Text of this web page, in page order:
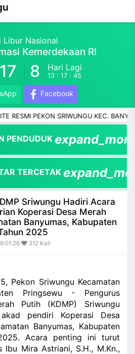
Libur Nasional
Kemerdekaan RI
17 8 Hari Lagi
13 : 17 : 45
Facebook
PEKON SRIWUNGU KEC. BANYUMAS
PENDUDUK
TERCETAK
Sriwungu Hadiri Acara
Koperasi Desa Merah
Banyumas, Kabupaten
2025
312 Kali
Pekon Sriwungu Kecamatan
Pringsewu - Pengurus
Putih (KDMP) Sriwungu
pendiri Koperasi Desa
Banyumas, Kabupaten
Acara penting ini turut
Mira Astriani, S.H., M.Kn.,